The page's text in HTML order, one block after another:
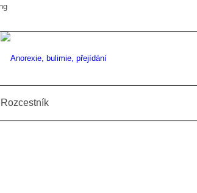
Rozcestník